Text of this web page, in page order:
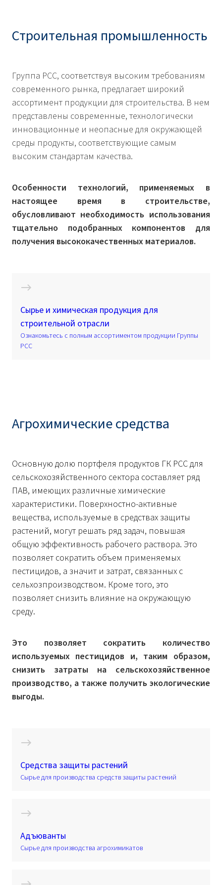
Строительная промышленность
Группа РСС, соответствуя высоким требованиям
современного рынка, предлагает широкий
ассортимент продукции для строительства. В нем
представлены современные, технологически
инновационные и неопасные для окружающей
среды продукты, соответствующие самым
высоким стандартам качества.
Особенности технологий, применяемых в
настоящее время в строительстве,
обусловливают необходимость использования
тщательно подобранных компонентов для
получения высококачественных материалов.
Сырье и химическая продукция для
строительной отрасли
Ознакомьтесь с полным ассортиментом продукции Группы
PCC
Агрохимические средства
Основную долю портфеля продуктов ГК PCC для
сельскохозяйственного сектора составляет ряд
ПАВ, имеющих различные химические
характеристики. Поверхностно-активные
вещества, используемые в средствах защиты
растений, могут решать ряд задач, повышая
общую эффективность рабочего раствора. Это
позволяет сократить объем применяемых
пестицидов, а значит и затрат, связанных с
сельхозпроизводством. Кроме того, это
позволяет снизить влияние на окружающую
среду.
Это позволяет сократить количество
используемых пестицидов и, таким образом,
снизить затраты на сельскохозяйственное
производство, а также получить экологические
выгоды.
Средства защиты растений
Сырье для производства средств защиты растений
Адъюванты
Сырье для производства агрохимикатов